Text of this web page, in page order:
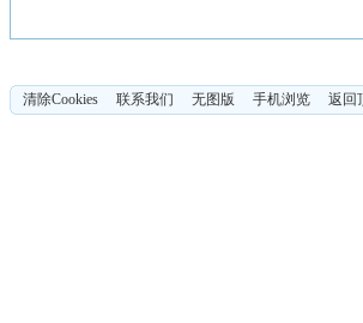
清除Cookies 联系我们 无图版 手机浏览 返回